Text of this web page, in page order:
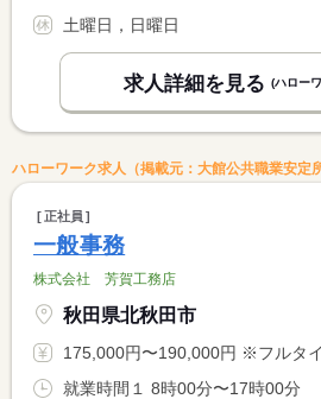
土曜日，日曜日
求人詳細を見る (ハロー
ハローワーク求人（掲載元：大館公共職業安定
正社員
一般事務
株式会社 芳賀工務店
秋田県北秋田市
175,000円〜190,000円 ※フルタイム求人の場合は月額（換算額）、パー
就業時間１ 8時00分〜17時00分